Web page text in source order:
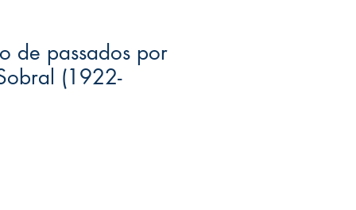
de passados por
(1922-